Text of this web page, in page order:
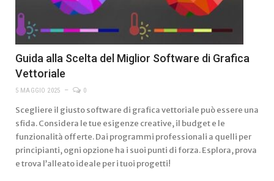
Guida alla Scelta del Miglior Software di Grafica
Vettoriale
5 MAGGIO 2025 0
Scegliere il giusto software di grafica vettoriale può essere una
sfida. Considera le tue esigenze creative, il budget e le
funzionalità offerte. Dai programmi professionali a quelli per
principianti, ogni opzione ha i suoi punti di forza. Esplora, prova
e trova l’alleato ideale per i tuoi progetti!